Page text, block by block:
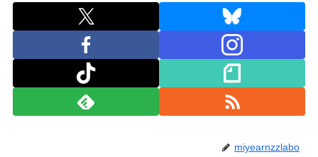
miyearnzzlabo